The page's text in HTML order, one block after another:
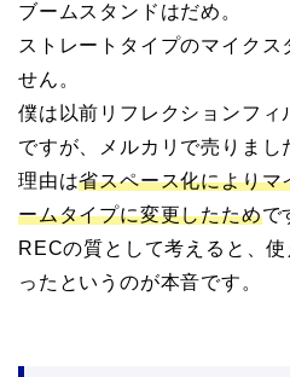
ブームスタンドはだめ。
ストレートタイプのマイクス
せん。
僕は以前リフレクションフィ
ですが、メルカリで売りまし
理由は省スペース化によりマ
ームタイプに変更したためで
RECの質として考えると、
ったというのが本音です。